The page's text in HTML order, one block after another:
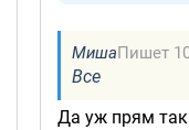
МишаПишет
Все
Да уж прям